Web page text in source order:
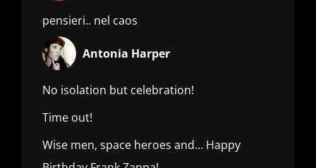
pensieri.. nel caos
Antonia Harper
No isolation but celebration!
Time out!
Wise men, space heroes and… Happy